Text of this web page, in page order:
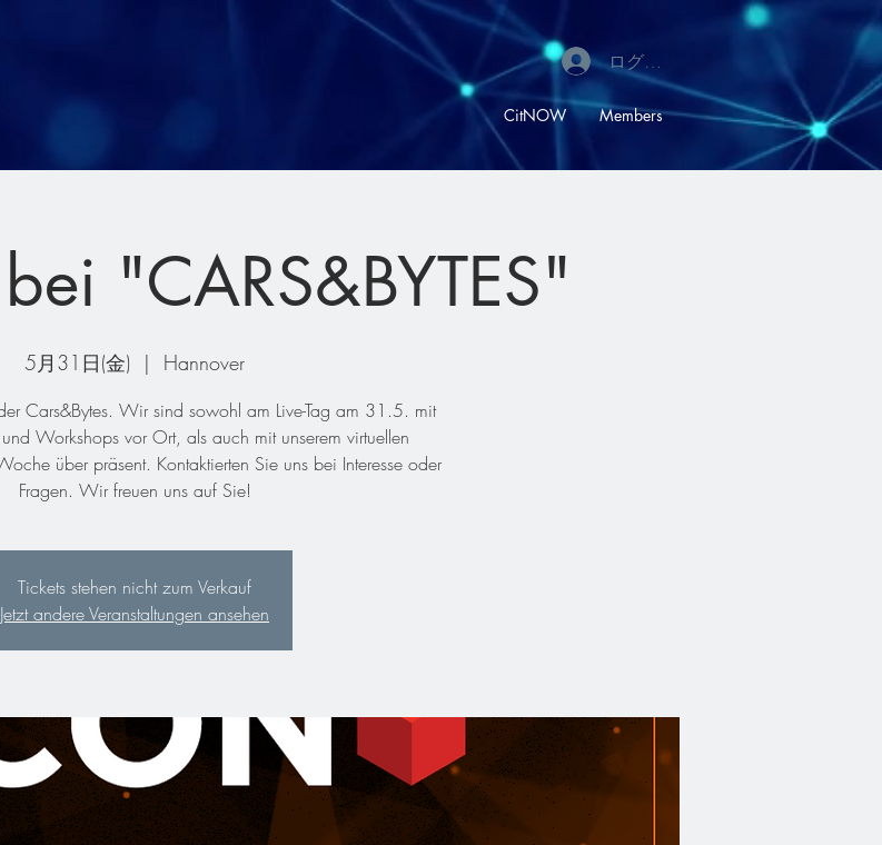
ログイン
CitNOW Members
"CARS&BYTES"
5月31日(金)
  |
Hannover
Cars&Bytes. Wir sind sowohl am Live-Tag am 31.5. mit
und Workshops vor Ort, als auch mit unserem virtuellen
über präsent. Kontaktierten Sie uns bei Interesse oder
Fragen. Wir freuen uns auf Sie!
Tickets stehen nicht zum Verkauf
Jetzt andere Veranstaltungen ansehen